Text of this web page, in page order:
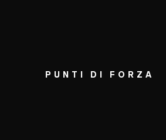
PUNTI DI FORZA